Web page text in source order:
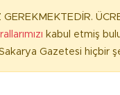
kabul etmiş
Gazetesi hiçbir